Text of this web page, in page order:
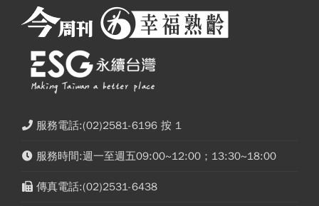
服務電話:(02)2581-6196 按 1
服務時間:週一至週五09:00~12:00；13:30~18:00
傳真電話:(02)2531-6438